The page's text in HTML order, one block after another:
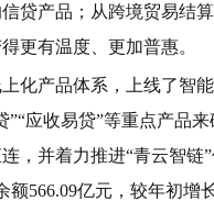
贷产品；从跨境贸易结
更有温度、更加普惠。
化产品体系，上线了智
应收易贷”等重点产品
，并着力推进“青云智链
566.09亿元，较年初增